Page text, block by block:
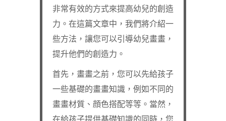
非常有效的方式來提高幼兒的創造
力。在這篇文章中，我們將介紹一
些方法，讓您可以引導幼兒畫畫，
提升他們的創造力。
首先，畫畫之前，您可以先給孩子
一些基礎的畫畫知識，例如不同的
畫畫材質、顔色搭配等等。當然，
在給孩子提供基礎知識的同時，您